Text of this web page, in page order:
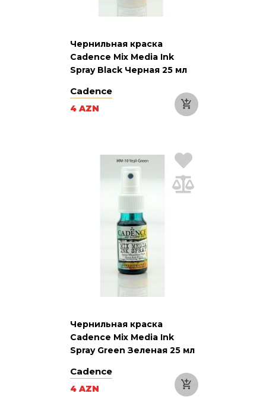
Чернильная краска
Cadence Mix Media Ink
Spray Black Черная 25 мл
Cadence
4 AZN
Чернильная краска
Cadence Mix Media Ink
Spray Green Зеленая 25 мл
Cadence
4 AZN